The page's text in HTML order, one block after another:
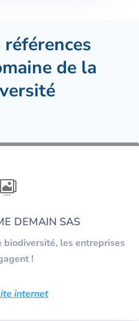
de la
DEMAIN SAS
biodiversité, les entreprises
!
internet